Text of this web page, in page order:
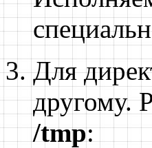
Для
другому.
/tmp: